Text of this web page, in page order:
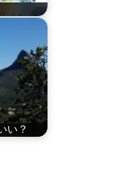
い？